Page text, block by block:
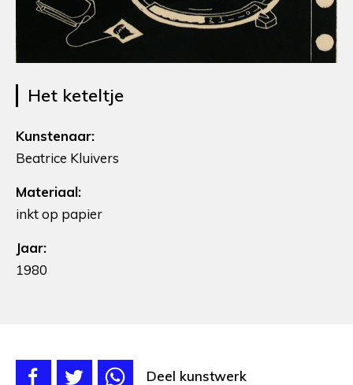
Het keteltje
Kunstenaar:
Beatrice Kluivers
Materiaal:
inkt op papier
Jaar:
1980
Deel kunstwerk